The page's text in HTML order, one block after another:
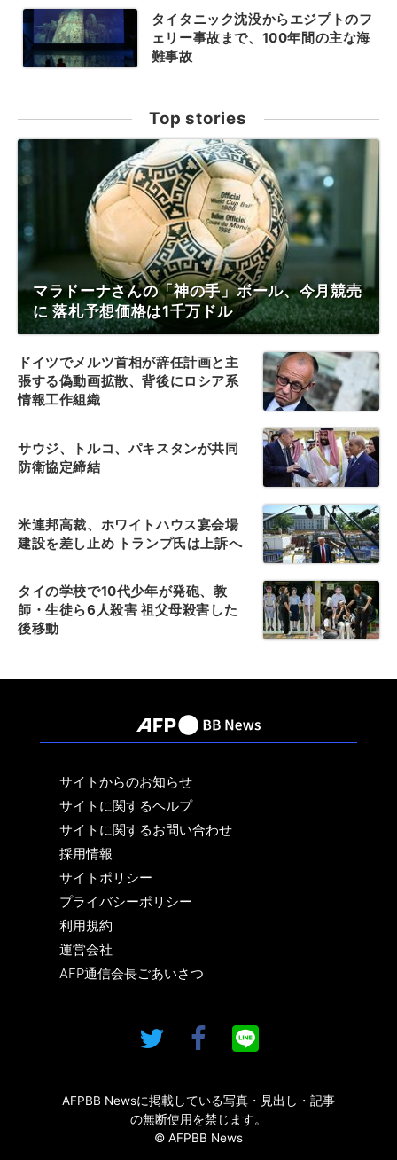
タイタニック沈没からエジプトのフ
ェリー事故まで、100年間の主な海
難事故
Top stories
マラドーナさんの「神の手」ボール、今月競売
に 落札予想価格は1千万ドル
ドイツでメルツ首相が辞任計画と主
張する偽動画拡散、背後にロシア系
情報工作組織
サウジ、トルコ、パキスタンが共同
防衛協定締結
米連邦高裁、ホワイトハウス宴会場
建設を差し止め トランプ氏は上訴へ
タイの学校で10代少年が発砲、教
師・生徒ら6人殺害 祖父母殺害した
後移動
サイトからのお知らせ
サイトに関するヘルプ
サイトに関するお問い合わせ
採用情報
サイトポリシー
プライバシーポリシー
利用規約
運営会社
AFP通信会長ごあいさつ
AFPBB Newsに掲載している写真・見出し・記事
の無断使用を禁じます。
© AFPBB News